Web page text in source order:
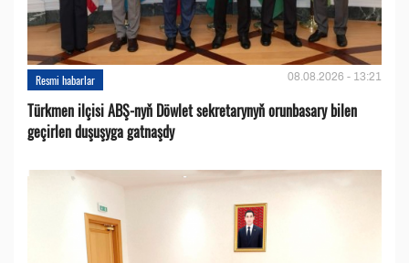
Resmi habarlar 08.08.2026 - 13:21
Türkmen ilçisi ABŞ-nyň Döwlet sekretarynyň orunbasary bilen
geçirlen duşuşyga gatnaşdy